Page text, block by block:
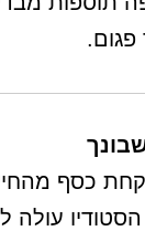
פגום.
כסף
עולה